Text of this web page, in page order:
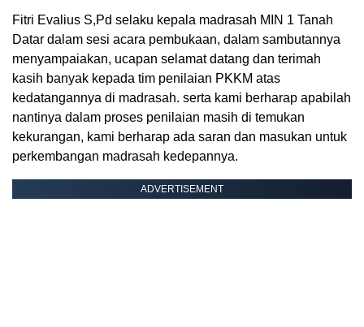
Fitri Evalius S,Pd selaku kepala madrasah MIN 1 Tanah
Datar dalam sesi acara pembukaan, dalam sambutannya
menyampaiakan, ucapan selamat datang dan terimah
kasih banyak kepada tim penilaian PKKM atas
kedatangannya di madrasah. serta kami berharap apabilah
nantinya dalam proses penilaian masih di temukan
kekurangan, kami berharap ada saran dan masukan untuk
perkembangan madrasah kedepannya.
ADVERTISEMENT